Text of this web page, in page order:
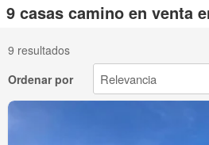
9 casas camino en venta
9 resultados
Ordenar por